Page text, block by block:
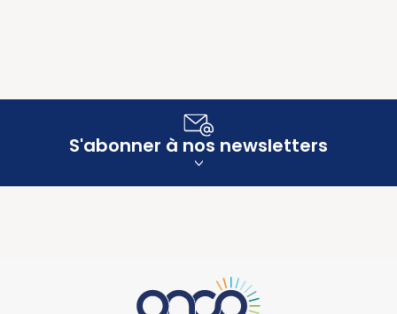
S'abonner à nos newsletters